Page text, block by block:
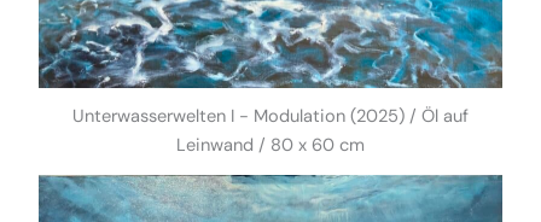
Unterwasserwelten I - Modulation (2025) / Öl auf
Leinwand / 80 x 60 cm